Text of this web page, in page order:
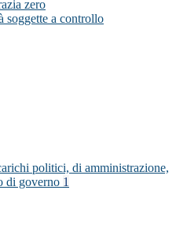
zero
soggette a controllo
politici, di amministrazione,
di governo 1